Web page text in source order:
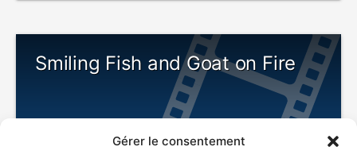
Gérer le consentement
Smiling Fish and Goat on Fire